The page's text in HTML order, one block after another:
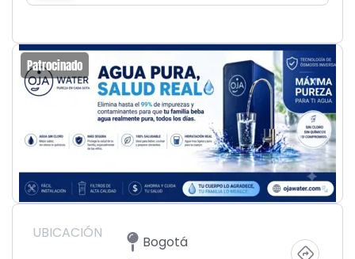
Patrocinado
UBICACIÓN
Bogotá